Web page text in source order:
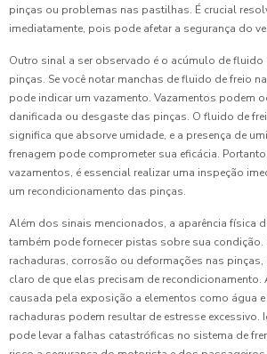
pinças ou problemas nas pastilhas. É crucial
imediatamente, pois pode afetar a segurança do
Outro sinal a ser observado é o acúmulo de fluido
pinças. Se você notar manchas de fluido de freio
pode indicar um vazamento. Vazamentos podem
danificada ou desgaste das pinças. O fluido de
significa que absorve umidade, e a presença de
frenagem pode comprometer sua eficácia.
vazamentos, é essencial realizar uma inspeção
um recondicionamento das pinças.
Além dos sinais mencionados, a aparência física
também pode fornecer pistas sobre sua condição.
rachaduras, corrosão ou deformações nas
claro de que elas precisam de
causada pela exposição a elementos como água
rachaduras podem resultar de estresse excessivo.
pode levar a falhas catastróficas no sistema de